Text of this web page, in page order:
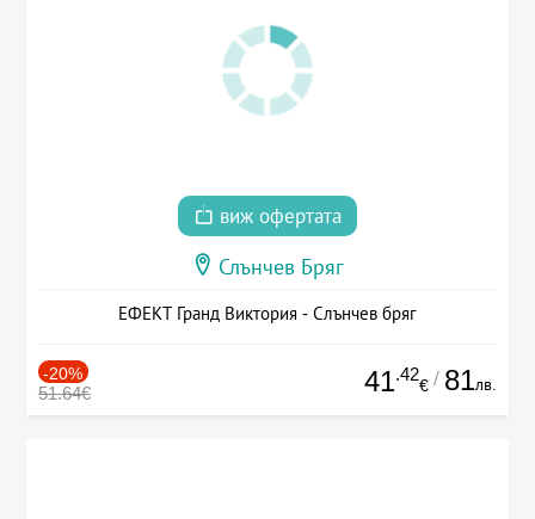
виж офертата
Слънчев Бряг
ЕФЕКТ Гранд Виктория - Слънчев бряг
-20%
51.64€ 41.42
€ / 81лв.